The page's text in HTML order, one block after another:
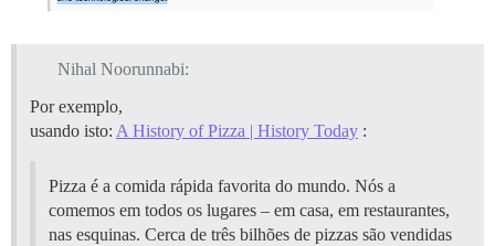
Nihal Noorunnabi:
Por exemplo,
usando isto: A History of Pizza | History Today :
Pizza é a comida rápida favorita do mundo. Nós a
comemos em todos os lugares – em casa, em restaurantes,
nas esquinas. Cerca de três bilhões de pizzas são vendidas